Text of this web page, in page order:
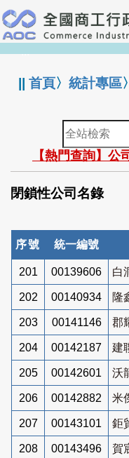
跳
到
主
要
:::
||首頁〉統計專區〉
全
站
檢
索
【熱門查詢】公
閉鎖性公司名錄
序號 統一編號
201 00139606 白
202 00140934 隆
203 00141146 郡
204 00142187 建
205 00142601 沃
206 00142882 米
207 00143101 鉅
208 00143496 賀